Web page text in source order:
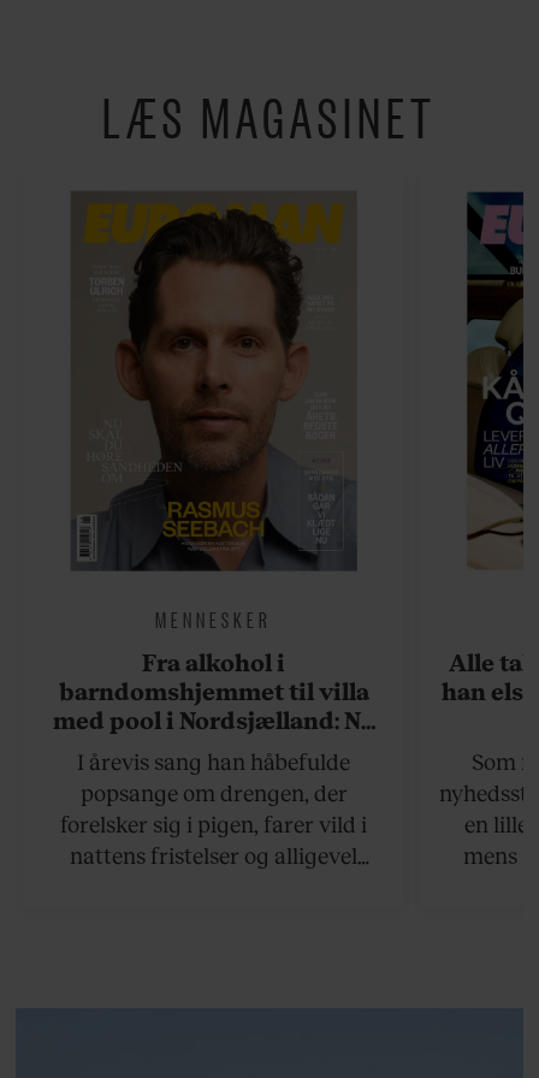
LÆS MAGASINET
MENNESKER
Fra alkohol i
barndomshjemmet til villa
med pool i Nordsjælland: Nu
skal du høre sandheden om
Rasmus Seebach
I årevis sang han håbefulde
popsange om drengen, der
forelsker sig i pigen, farer vild i
nattens fristelser og alligevel
Alle
han
Som
en lille
mens